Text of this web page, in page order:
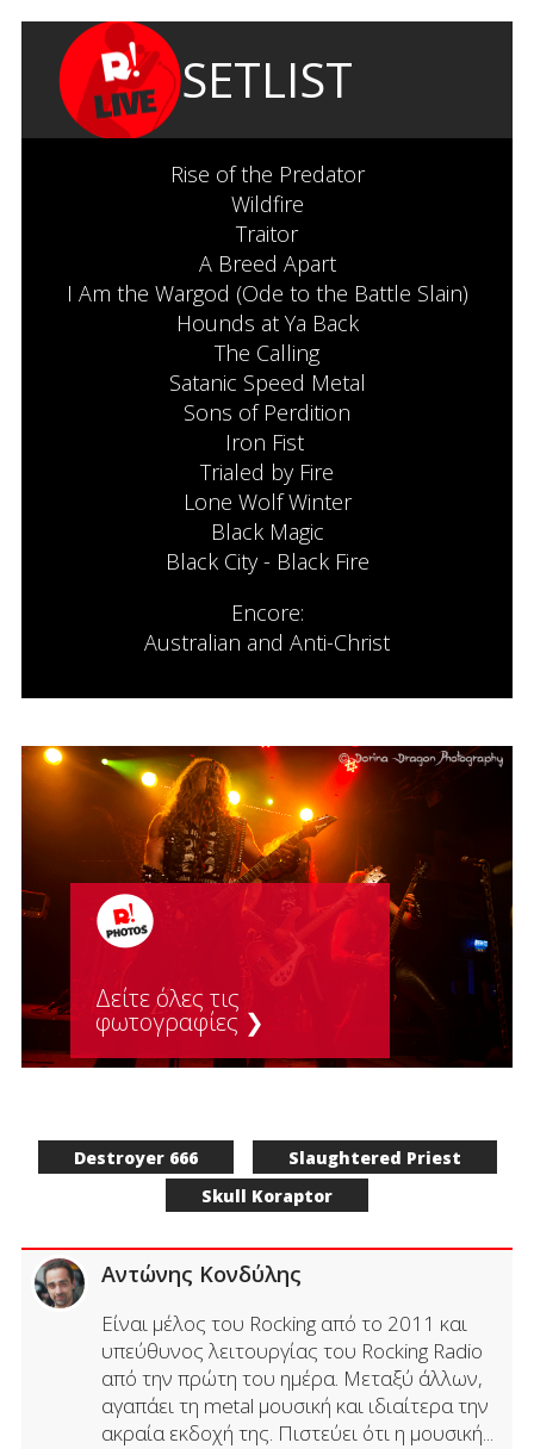
SETLIST
Rise of the Predator
Wildfire
Traitor
A Breed Apart
I Am the Wargod (Ode to the Battle Slain)
Hounds at Ya Back
The Calling
Satanic Speed Metal
Sons of Perdition
Iron Fist
Trialed by Fire
Lone Wolf Winter
Black Magic
Black City - Black Fire
Encore:
Australian and Anti-Christ
Δείτε όλες τις
φωτογραφίες ❯
Destroyer 666
Slaughtered Priest
Skull Koraptor
Αντώνης Κονδύλης
Είναι μέλος του Rocking από το 2011 και
υπεύθυνος λειτουργίας του Rocking Radio
από την πρώτη του ημέρα. Μεταξύ άλλων,
αγαπάει τη metal μουσική και ιδιαίτερα την
ακραία εκδοχή της. Πιστεύει ότι η μουσική...